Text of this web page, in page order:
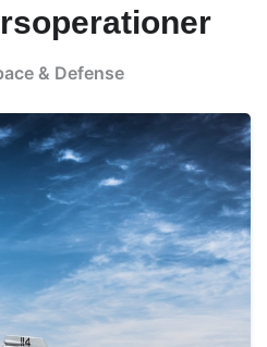
& Defense